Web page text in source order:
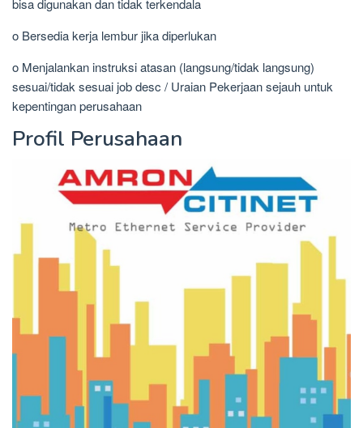
bisa digunakan dan tidak terkendala
o Bersedia kerja lembur jika diperlukan
o Menjalankan instruksi atasan (langsung/tidak langsung)
sesuai/tidak sesuai job desc / Uraian Pekerjaan sejauh untuk
kepentingan perusahaan
Profil Perusahaan